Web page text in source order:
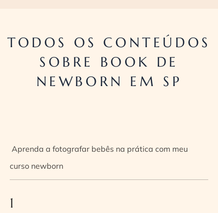
TODOS OS CONTEÚDOS
SOBRE BOOK DE
NEWBORN EM SP
Aprenda a fotografar bebês na prática com meu
curso newborn
1